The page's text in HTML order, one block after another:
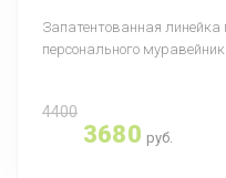
Запатентованная линейка
персонального
4400
3680 руб.